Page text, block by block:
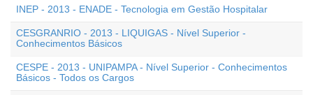
INEP - 2013 - ENADE - Tecnologia em Gestão Hospitalar
CESGRANRIO - 2013 - LIQUIGAS - Nível Superior -
Conhecimentos Básicos
CESPE - 2013 - UNIPAMPA - Nível Superior - Conhecimentos
Básicos - Todos os Cargos